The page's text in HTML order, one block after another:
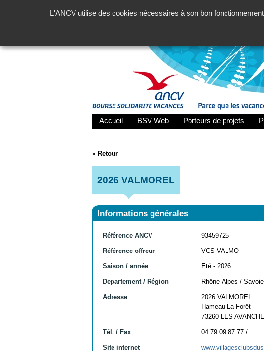
L'ANCV utilise des cookies nécessaires à son bon
Accueil BSV Web Porteurs de projets
« Retour
2026 VALMOREL
Informations générales
Référence ANCV 93459725
Référence offreur VCS-VALMO
Saison / année Eté - 2026
Departement / Région Rhône-Alpes / Savoie
Adresse
2026 VALMOREL
Hameau La Forêt
73260 LES
Tél. / Fax 04 79 09 87 77 /
Site internet